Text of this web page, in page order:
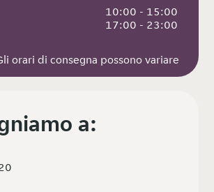
10:00 - 15:00
17:00 - 23:00
orari di consegna possono variare
a: